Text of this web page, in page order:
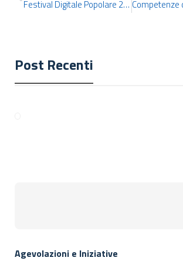
Festival Digitale Popolare 2025: parleremo di competenze per il futuro.
Post Recenti
Agevolazioni e Iniziative